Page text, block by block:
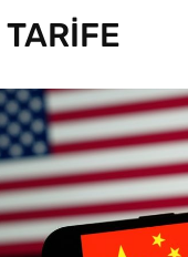
TARİFE